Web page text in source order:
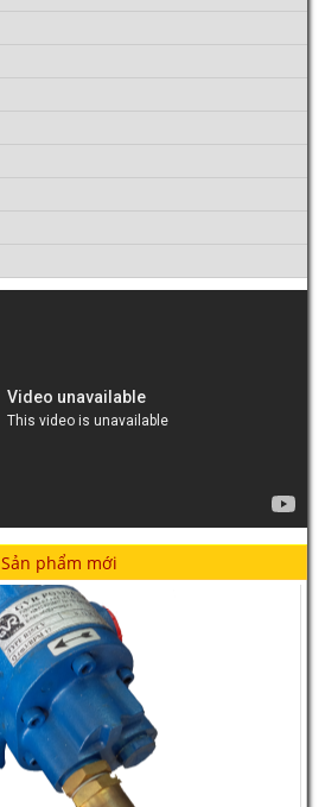
Sản phẩm mới
GVR - B series